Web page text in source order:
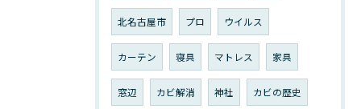
北名古屋市 プロ ウイルス
カーテン 寝具 マトレス 家具
窓辺 カビ解消 神社 カビの歴史